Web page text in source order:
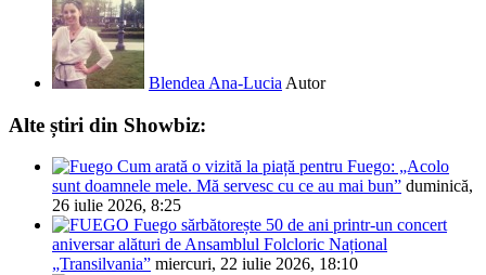
Blendea Ana-Lucia Autor
Alte știri din Showbiz:
Cum arată o vizită la piață pentru Fuego: „Acolo
sunt doamnele mele. Mă servesc cu ce au mai bun” duminică,
26 iulie 2026, 8:25
Fuego sărbătorește 50 de ani printr-un concert
aniversar alături de Ansamblul Folcloric Național
„Transilvania” miercuri, 22 iulie 2026, 18:10